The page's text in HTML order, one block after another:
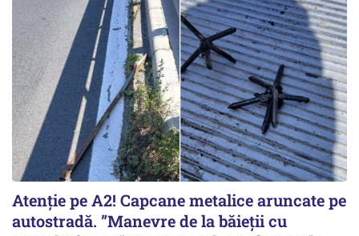
Atenție pe A2! Capcane metalice aruncate pe
autostradă. ”Manevre de la băieții cu